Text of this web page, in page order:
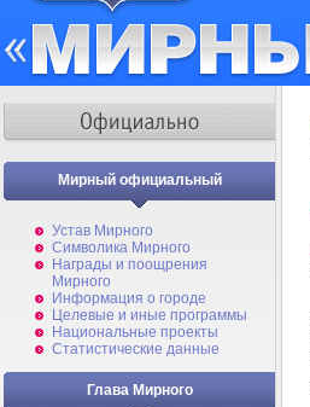
Мирный официальный
Устав Мирного
Символика Мирного
Награды и поощрения
Мирного
Информация о городе
Целевые и иные программы
Национальные проекты
Статистические данные
Глава Мирного